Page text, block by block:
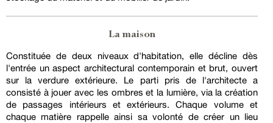
La maison
Constituée de deux niveaux d'habitation, elle décline dès
l'entrée un aspect architectural contemporain et brut, ouvert
sur la verdure extérieure. Le parti pris de l'architecte a
consisté à jouer avec les ombres et la lumière, via la création
de passages intérieurs et extérieurs. Chaque volume et
chaque matière rappelle ainsi sa volonté de créer un lieu